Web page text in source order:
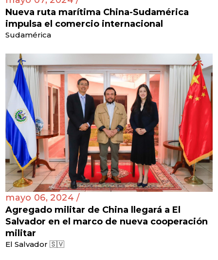
Nueva ruta marítima China-Sudamérica
impulsa el comercio internacional
Sudamérica
mayo 06, 2024 /
Agregado militar de China llegará a El
Salvador en el marco de nueva cooperación
militar
El Salvador 🇸🇻